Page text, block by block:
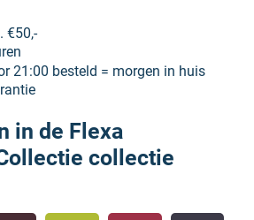
€50,-
21:00 besteld = morgen in huis
in de Flexa
collectie